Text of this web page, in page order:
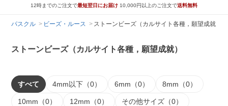
12時までのご注文で最短翌日にお届け 10,000円以上のご注文で送料無料
パスクル ビーズ・ルース ストーンビーズ（カルサイト各種，願望成就）
ストーンビーズ（カルサイト各種，願望成就）
すべて 4mm以下（0） 6mm（0） 8mm（0）
10mm（0） 12mm（0） その他サイズ（0）